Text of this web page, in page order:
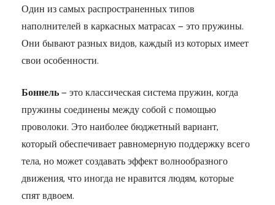
Один из самых распространенных типов
наполнителей в каркасных матрасах — это пружины.
Они бывают разных видов, каждый из которых имеет
свои особенности.
Боннель— это классическая система пружин, когда
пружины соединены между собой с помощью
проволоки. Это наиболее бюджетный вариант,
который обеспечивает равномерную поддержку всего
тела, но может создавать эффект волнообразного
движения, что иногда не нравится людям, которые
спят вдвоем.